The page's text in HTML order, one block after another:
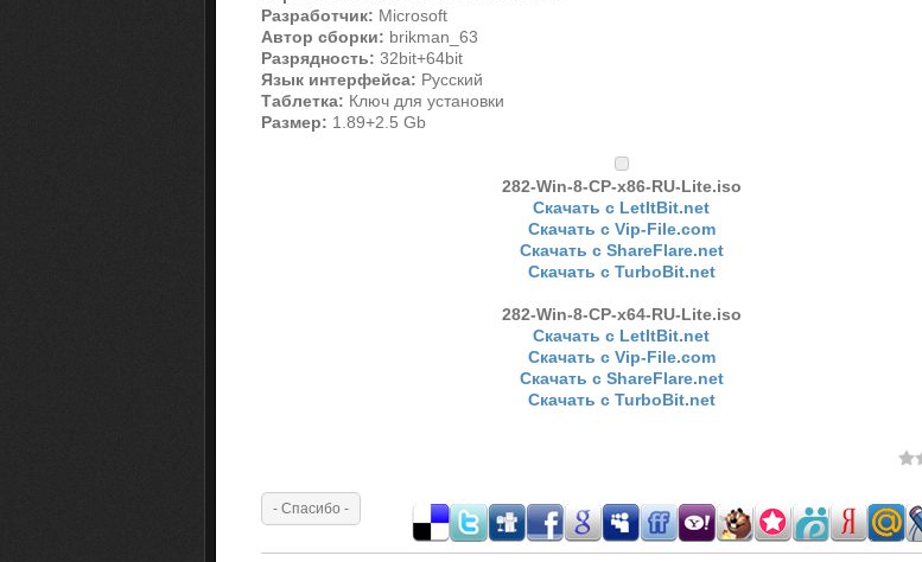
Разработчик: Microsoft
Автор сборки: brikman_63
Разрядность: 32bit+64bit
Язык интерфейса: Русский
Таблетка: Ключ для установки
Размер: 1.89+2.5 Gb
282-Win-8-CP-x86-RU-Lite.iso
Скачать с LetItBit.net
Скачать с Vip-File.com
Скачать с ShareFlare.net
Скачать с TurboBit.net
282-Win-8-CP-x64-RU-Lite.iso
Скачать с LetItBit.net
Скачать с Vip-File.com
Скачать с ShareFlare.net
Скачать с TurboBit.net